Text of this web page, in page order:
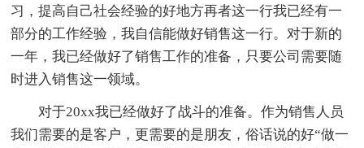
习，提高自己社会经验的好地方再者这一行我已经有一
部分的工作经验，我自信能做好销售这一行。对于新的
一年，我已经做好了销售工作的准备，只要公司需要随
时进入销售这一领域。
对于20xx我已经做好了战斗的准备。作为销售人员
我们需要的是客户，更需要的是朋友，俗话说的好“做一